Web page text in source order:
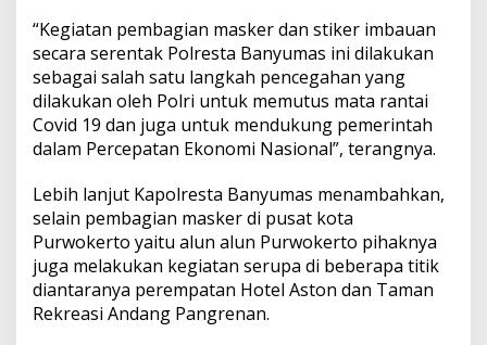
“Kegiatan pembagian masker dan stiker imbauan
secara serentak Polresta Banyumas ini dilakukan
sebagai salah satu langkah pencegahan yang
dilakukan oleh Polri untuk memutus mata rantai
Covid 19 dan juga untuk mendukung pemerintah
dalam Percepatan Ekonomi Nasional”, terangnya.
Lebih lanjut Kapolresta Banyumas menambahkan,
selain pembagian masker di pusat kota
Purwokerto yaitu alun alun Purwokerto pihaknya
juga melakukan kegiatan serupa di beberapa titik
diantaranya perempatan Hotel Aston dan Taman
Rekreasi Andang Pangrenan.